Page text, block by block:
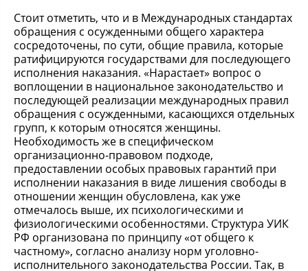
Стоит отметить, что и в Международных стандартах
обращения с осужденными общего характера
сосредоточены, по сути, общие правила, которые
ратифицируются государствами для последующего
исполнения наказания. «Нарастает» вопрос о
воплощении в национальное законодательство и
последующей реализации международных правил
обращения с осужденными, касающихся отдельных
групп, к которым относятся женщины.
Необходимость же в специфическом
организационно-правовом подходе,
предоставлении особых правовых гарантий при
исполнении наказания в виде лишения свободы в
отношении женщин обусловлена, как уже
отмечалось выше, их психологическими и
физиологическими особенностями. Структура УИК
РФ организована по принципу «от общего к
частному», согласно анализу норм уголовно-
исполнительного законодательства России. Так, в